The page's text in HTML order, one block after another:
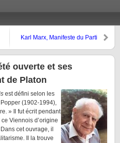
Karl Marx, Manifeste du Parti
ouverte et ses
de Platon
est défini selon les
(1902-1994),
» Il fut écrit pendant
Viennois d’origine
cet ouvrage, il
Il la trouve